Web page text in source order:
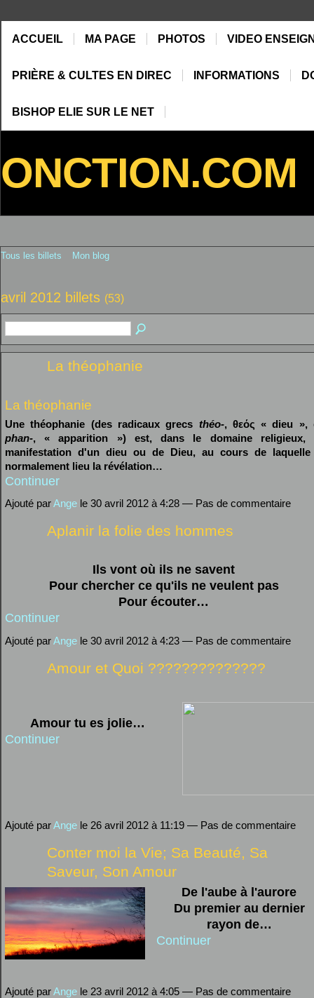
ACCUEIL MA PAGE PHOTOS VIDEO
PRIÈRE & CULTES EN DIREC INFORMATIONS
BISHOP ELIE SUR LE NET
ONCTION.COM
Tous les billets Mon blog
avril 2012 billets (53)
La théophanie
La théophanie
Une théophanie (des radicaux grecs théo-, θεός « dieu »,
phan-, « apparition ») est, dans le domaine religieux,
manifestation d'un dieu ou de Dieu, au cours de
normalement lieu la révélation…
Continuer
Ajouté parAnge le 30 avril 2012 à 4:28 — Pas de commentaire
Aplanir la folie des hommes
Ils vont où ils ne savent
Pour chercher ce qu'ils ne veulent pas
Pour écouter…
Continuer
Ajouté parAnge le 30 avril 2012 à 4:23 — Pas de commentaire
Amour et Quoi ??????????????
Amour tu es jolie…
Continuer
Ajouté parAnge le 26 avril 2012 à 11:19 — Pas de commentaire
Conter moi la Vie; Sa Beauté, Sa
Saveur, Son Amour
De l'aube à l'aurore
Du premier au dernier
rayon de…
Continuer
Ajouté parAnge le 23 avril 2012 à 4:05 — Pas de commentaire